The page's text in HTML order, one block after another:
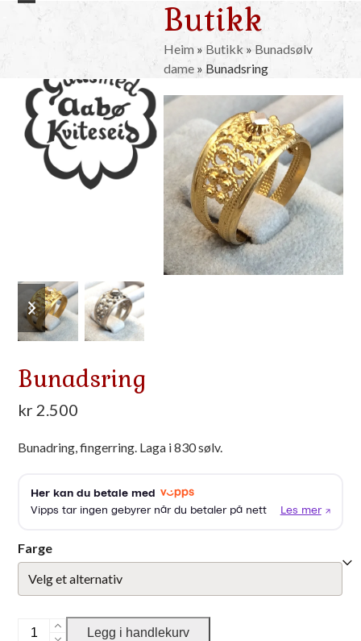
Skip
Open
menu
Close
menu
Butikk
Heim » Butikk» Bunadsølv
dame» Bunadsring
previous
slide
next
slide
Bunadsring
kr 2.500
Bunadring, fingerring. Laga i 830 sølv.
Farge
Bunadsring
Legg i handlekurv